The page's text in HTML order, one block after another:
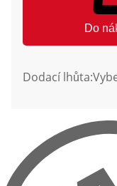
Do
Dodací lhůta: